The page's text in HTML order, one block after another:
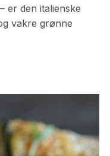
er den italienske
vakre grønne